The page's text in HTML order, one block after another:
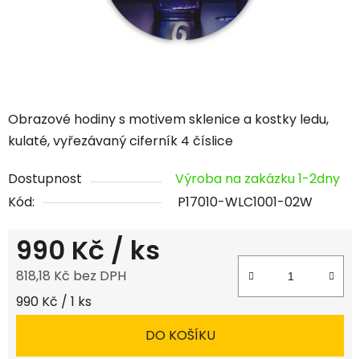
Obrazové hodiny s motivem sklenice a kostky ledu,
kulaté, vyřezávaný ciferník 4 číslice
Dostupnost
Výroba na zakázku 1-2dny
Kód:
P17010-WLC1001-02W
990 Kč / ks
818,18 Kč bez DPH
Měrná cena:
990 Kč / 1 ks
DO KOŠÍKU